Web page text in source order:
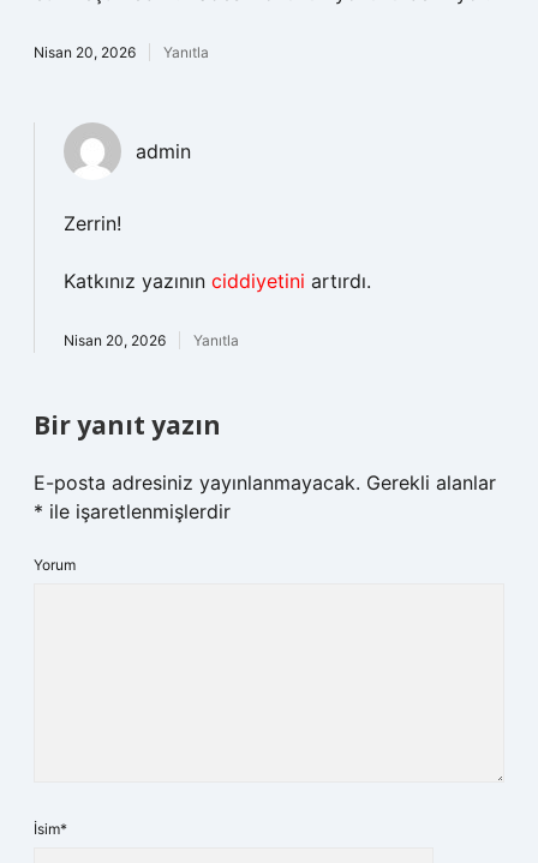
Nisan 20, 2026 Yanıtla
admin
Zerrin!
Katkınız yazının ciddiyetini artırdı.
Nisan 20, 2026 Yanıtla
Bir yanıt yazın
E-posta adresiniz yayınlanmayacak. Gerekli alanlar
* ile işaretlenmişlerdir
Yorum
İsim*